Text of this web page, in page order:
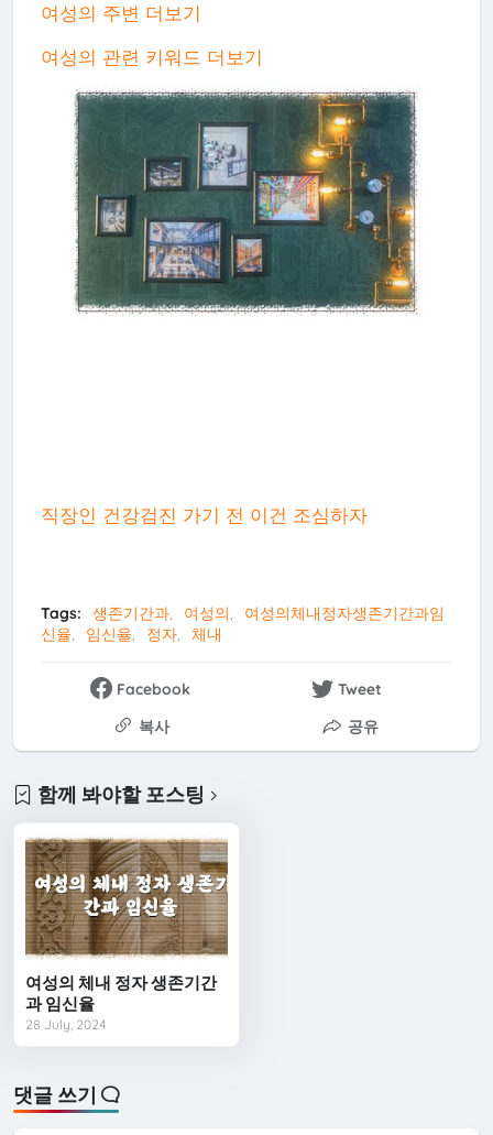
여성의 주변 더보기
여성의 관련 키워드 더보기
직장인 건강검진 가기 전 이건 조심하자
Tags: 생존기간과 여성의
여성의체내정자생존기간과임
신율
임신율 정자 체내
Facebook
Tweet
복사
공유
함께 봐야할 포스팅
여성의 체내 정자 생존기간
과 임신율
28 July, 2024
댓글 쓰기